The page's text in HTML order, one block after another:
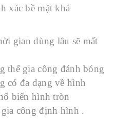
xác bề mặt khá
gian dùng lâu sẽ mất
thể gia công đánh bóng
có đa dạng về hình
biến hình tròn
công định hình .